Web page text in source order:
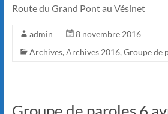
Route du Grand Pont au Vésinet
admin
8 novembre 2016
Archives, Archives 2016, Groupe de